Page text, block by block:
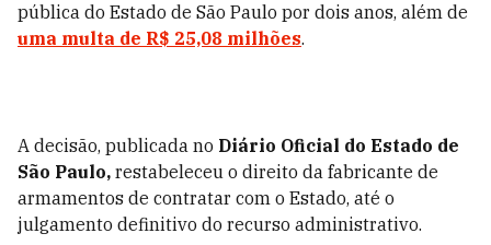
pública do Estado de São Paulo por dois anos, além de
uma multa de R$ 25,08 milhões.
A decisão, publicada no Diário Oficial do Estado de
São Paulo, restabeleceu o direito da fabricante de
armamentos de contratar com o Estado, até o
julgamento definitivo do recurso administrativo.